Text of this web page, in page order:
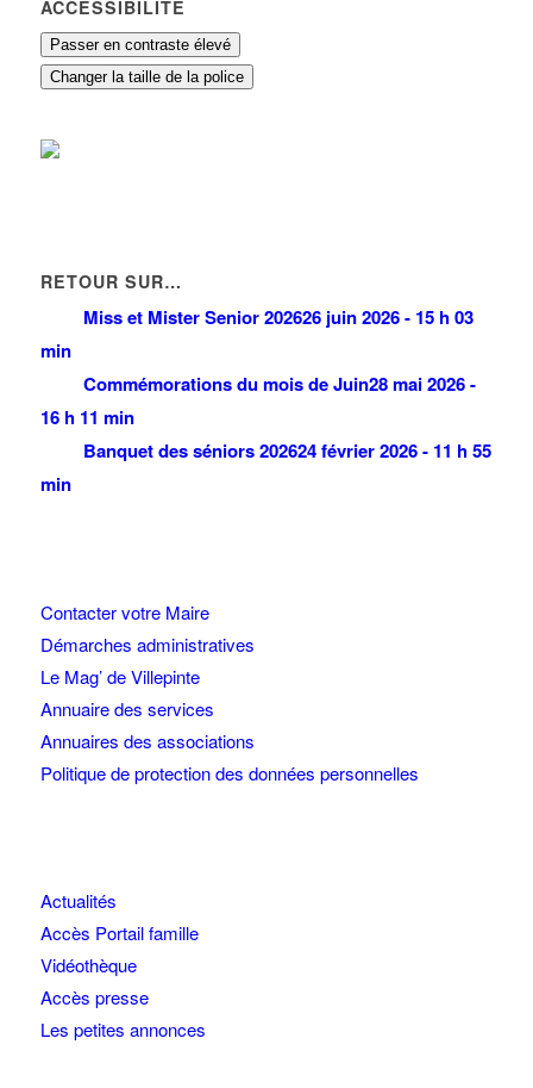
ACCESSIBILITÉ
Passer en contraste élevé
Changer la taille de la police
RETOUR SUR…
Miss et Mister Senior 202626 juin 2026 - 15 h 03
min
Commémorations du mois de Juin28 mai 2026 -
16 h 11 min
Banquet des séniors 202624 février 2026 - 11 h 55
min
Contacter votre Maire
Démarches administratives
Le Mag’ de Villepinte
Annuaire des services
Annuaires des associations
Politique de protection des données personnelles
Actualités
Accès Portail famille
Vidéothèque
Accès presse
Les petites annonces